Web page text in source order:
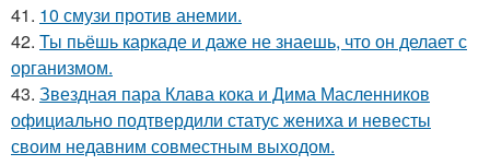
41. 10 смузи против анемии.
42. Ты пьёшь каркаде и даже не знаешь, что он делает с
организмом.
43. Звездная пара Клава кока и Дима Масленников
официально подтвердили статус жениха и невесты
своим недавним совместным выходом.